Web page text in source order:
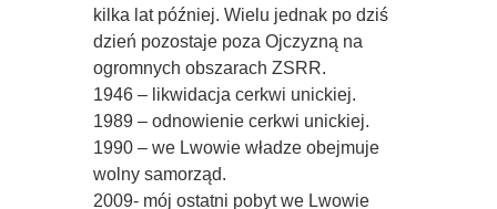
kilka lat później. Wielu jednak po dziś
dzień pozostaje poza Ojczyzną na
ogromnych obszarach ZSRR.
1946 – likwidacja cerkwi unickiej.
1989 – odnowienie cerkwi unickiej.
1990 – we Lwowie władze obejmuje
wolny samorząd.
2009- mój ostatni pobyt we Lwowie